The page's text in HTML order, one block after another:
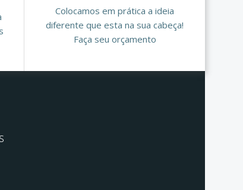
Colocamos em prática a ideia
diferente que esta na sua cabeça!
Faça seu orçamento